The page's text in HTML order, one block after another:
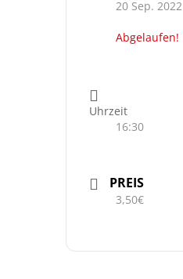
20 Sep. 2022
Abgelaufen!
Uhrzeit
16:30
PREIS
3,50€